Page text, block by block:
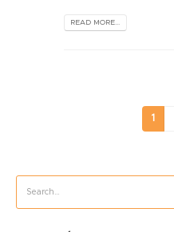
READ MORE...
1